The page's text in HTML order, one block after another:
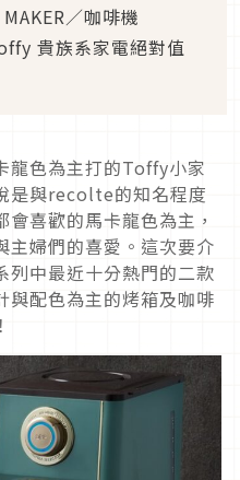
／咖啡機
貴族系家電絕對值
龍色為主打的Toffy小家
是與recolte的知名程度
喜歡的馬卡龍色為主，
主婦們的喜愛。這次要介
列中最近十分熱門的二款
與配色為主的烤箱及咖啡